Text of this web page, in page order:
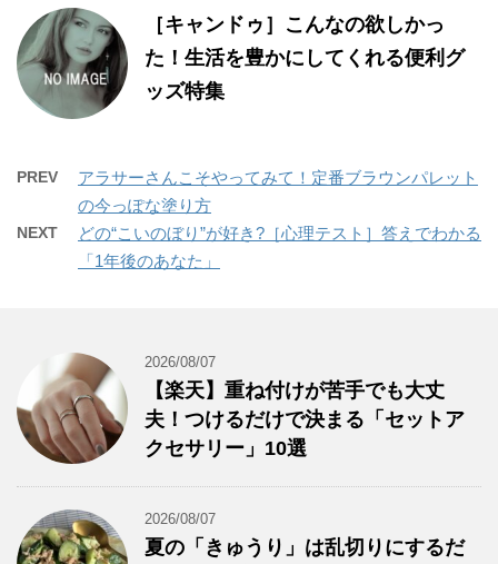
［キャンドゥ］こんなの欲しかっ
た！生活を豊かにしてくれる便利グ
ッズ特集
PREV
アラサーさんこそやってみて！定番ブラウンパレット
の今っぽな塗り方
NEXT
どの“こいのぼり”が好き?［心理テスト］答えでわかる
「1年後のあなた」
2026/08/07
【楽天】重ね付けが苦手でも大丈
夫！つけるだけで決まる「セットア
クセサリー」10選
2026/08/07
夏の「きゅうり」は乱切りにするだ